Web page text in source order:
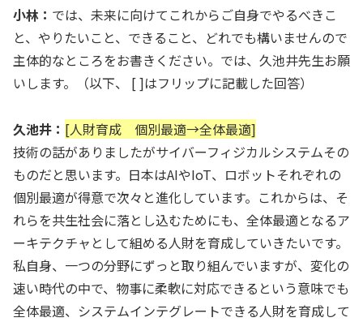
小林： では、未来に向けてこれからご自身でやるべきこ
と、やりたいこと、できること、どれでも構いませんので
主体的なところをお書きください。では、久池井先生お願
いします。（以下、 [ ]はフリップに記載した回答）
久池井： [人財育成 個別最適→全体最適]
技術の話がありましたがサイバーフィジカルシステムその
ものだと思います。日本はAIやIoT、ロボットそれぞれの
個別最適が得意で次々と進化しています。これからは、そ
れらを共生社会に落とし込むためにも、全体最適となるア
ーキテクチャとして組める人財を育成していきたいです。
私自身、一つの分野にずっと取り組んでいますが、変化の
速い時代の中で、物事に柔軟に対応できるという意味でも
全体最適、システムインテグレートできる人財を育成して